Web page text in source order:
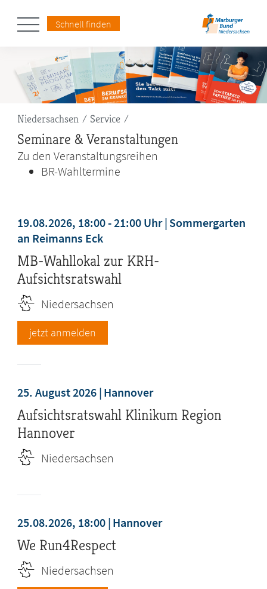
Schnell finden
Pfadnavigation
Niedersachsen Service
Seminare & Veranstaltungen
Zu den Veranstaltungsreihen
BR-Wahltermine
19.08.2026, 18:00 - 21:00 Uhr Sommergarten
an Reimanns Eck
MB-Wahllokal zur KRH-
Aufsichtsratswahl
Niedersachsen
jetzt anmelden
25. August 2026 Hannover
Aufsichtsratswahl Klinikum Region
Hannover
Niedersachsen
25.08.2026, 18:00 Hannover
We Run4Respect
Niedersachsen